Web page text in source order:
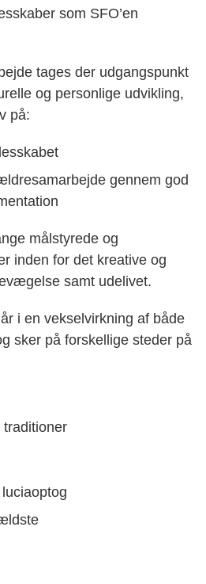
som SFO’en
tages der udgangspunkt
og personlige udvikling,
på:
gennem god
målstyrede og
inden for det kreative og
samt udelivet.
i en vekselvirkning af både
sker på forskellige steder på
traditioner